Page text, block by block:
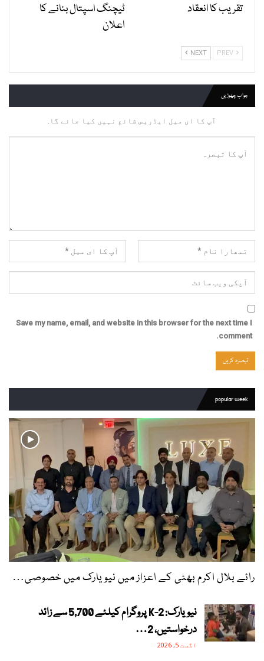
تقریب کا انعقاد
ٹیچنگ اسپتال بنانے کا
اعلان
NEXT
جواب چھوڑیں
آپ کا ای میل ایڈریس شائع نہیں کیا جائے گا.
Save my name, email, and website in this browser for the next time I
comment.
popular week
رائے بلال اکرم بھٹی کے اعزاز میں نیویارک میں خصوصی…
نیویارک: 2-K پروگرام کیلئے 5,700 سے زائد
درخواستیں، 2…
اگست 5, 2026